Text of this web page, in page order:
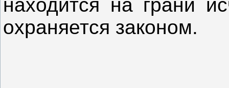
находится на грани
охраняется законом.